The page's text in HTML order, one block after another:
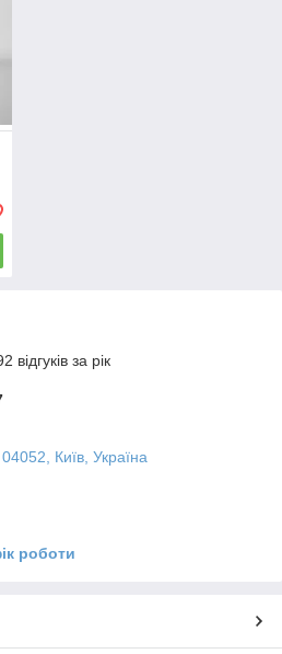
за рік
Київ, Україна
роботи